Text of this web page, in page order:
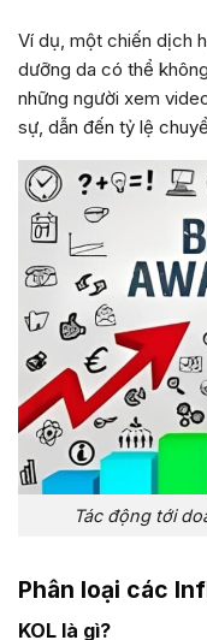
Ví dụ, một chiến dịch
dưỡng da có thể
những người xem
sự, dẫn đến tỷ lệ
Tác động tới
Phân loại các
KOL là gì?